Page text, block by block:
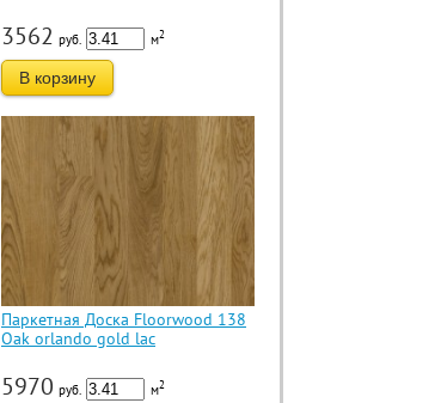
3562 руб. м2
В корзину
Паркетная Доска Floorwood 138
Oak orlando gold lac
5970 руб. м2